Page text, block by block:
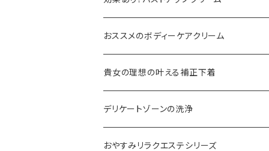
おススメのボディーケアクリーム
貴女の理想の叶える補正下着
デリケートゾーンの洗浄
おやすみリラクエステシリーズ